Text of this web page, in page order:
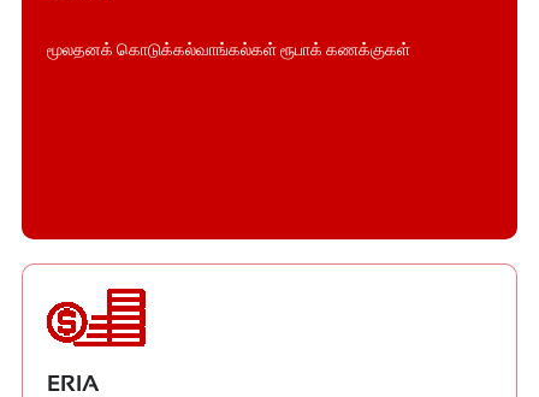
மூலதனக் கொடுக்கல்வாங்கல்கள் ரூபாக் கணக்குகள்
ERIA